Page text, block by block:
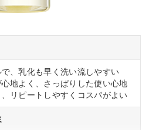
、乳化も早く洗い流しやすい
地よく、さっぱりした使い心地
リピートしやすくコスパがよい